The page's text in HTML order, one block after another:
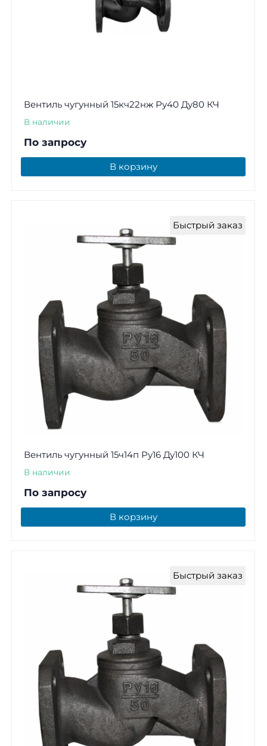
Вентиль чугунный 15кч22нж Ру40 Ду80 КЧ
В наличии
По запросу
В корзину
Быстрый заказ
Вентиль чугунный 15ч14п Ру16 Ду100 КЧ
В наличии
По запросу
В корзину
Быстрый заказ